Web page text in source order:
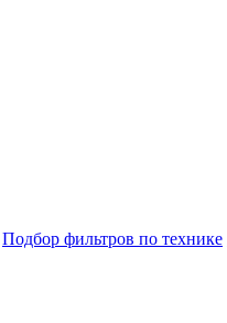
Подбор фильтров по технике